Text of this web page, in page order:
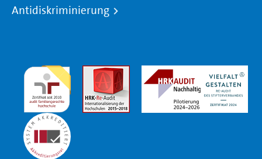
Antidiskriminierung